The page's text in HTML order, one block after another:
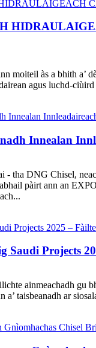
moiteil às a bhith a’
agus luchd-
Innealan
- tha DNG Chisel,
gabhail pàirt ann an
Saudi Projects
ainmeachadh gu
a’ taisbeanadh ar